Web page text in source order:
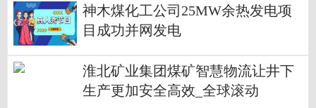
神木煤化工公司25MW余热发电项
目成功并网发电
淮北矿业集团煤矿智慧物流让井下
生产更加安全高效_全球滚动